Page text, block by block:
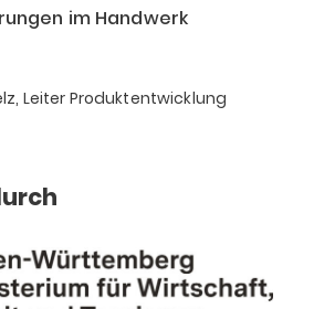
im Handwerk
Leiter Produktentwicklung